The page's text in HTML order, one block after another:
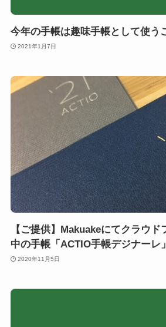
今年の手帳は趣味手帳として使う
2021年1月7日
【ご提供】Makuakeにてクラウ
中の手帳「ACTIO手帳デジナーレ」
2020年11月5日